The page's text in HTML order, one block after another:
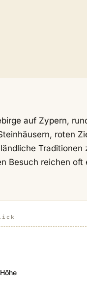
auf Zypern,
roten
Besuch reichen